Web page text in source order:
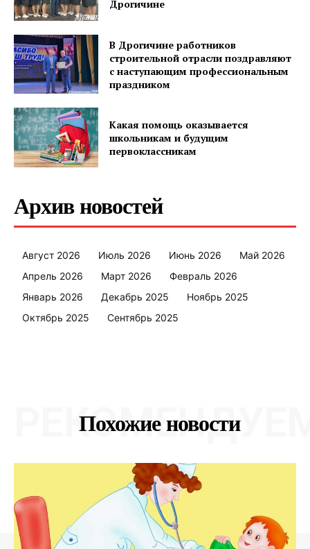
Дрогичине
В Дрогичине работников
строительной отрасли поздравляют
с наступающим профессиональным
праздником
Какая помощь оказывается
школьникам и будущим
первоклассникам
Архив новостей
Август 2026 Июль 2026 Июнь 2026
Май 2026
Апрель 2026
Март 2026
Февраль 2026
Январь 2026
Декабрь 2025
Ноябрь 2025
Октябрь 2025
Сентябрь 2025
Похожие новости